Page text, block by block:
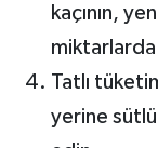
kaçının,
Tatlı
yerine